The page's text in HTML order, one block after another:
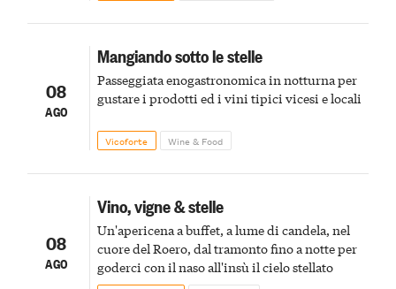
08
AGO
Mangiando sotto le stelle
Passeggiata enogastronomica in notturna per
gustare i prodotti ed i vini tipici vicesi e locali
Vicoforte Wine & Food
08
AGO
Vino, vigne & stelle
Un'apericena a buffet, a lume di candela, nel
cuore del Roero, dal tramonto fino a notte per
goderci con il naso all'insù il cielo stellato